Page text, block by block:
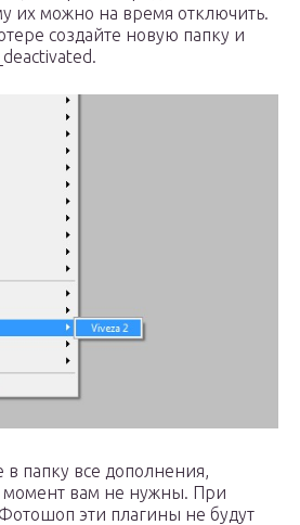
их можно на время отключить.
создайте новую папку и
папку все дополнения,
вам не нужны. При
эти плагины не будут